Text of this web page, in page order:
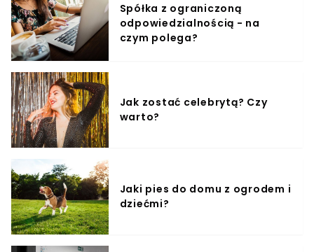
Spółka z ograniczoną
odpowiedzialnością - na
czym polega?
Jak zostać celebrytą? Czy
warto?
Jaki pies do domu z ogrodem i
dziećmi?